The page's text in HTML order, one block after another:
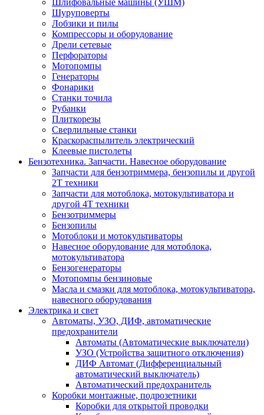
Шлифовальные машины (УШМ)
Шуруповерты
Лобзики и пилы
Компрессоры и оборудование
Дрели сетевые
Перфораторы
Мотопомпы
Генераторы
Фонарики
Станки точила
Рубанки
Плиткорезы
Сверлильные станки
Краскораспылитель электрический
Клеевые пистолеты
Бензотехника. Запчасти. Навесное оборудование
Запчасти для бензотриммера, бензопилы и другой
2Т техники
Запчасти для мотоблока, мотокультиватора и
другой 4Т техники
Бензотриммеры
Бензопилы
Мотоблоки и мотокультиваторы
Навесное оборудование для мотоблока,
мотокультиватора
Бензогенераторы
Мотопомпы бензиновые
Масла и смазки для мотоблока, мотокультиватора,
навесного оборудования
Электрика и свет
Автоматы, УЗО, ДИФ, автоматические
предохранители
Автоматы (Автоматические выключатели)
УЗО (Устройства защитного отключения)
ДИФ Автомат (Дифференциальный
автоматический выключатель)
Автоматический предохранитель
Коробки монтажные, подрозетники
Коробки для открытой проводки